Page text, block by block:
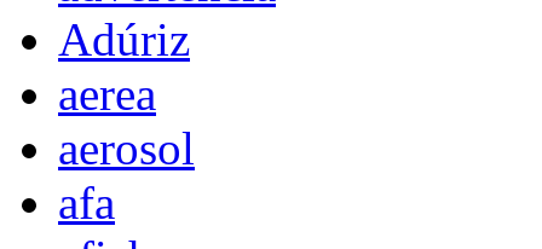
Adúriz
aerea
aerosol
afa